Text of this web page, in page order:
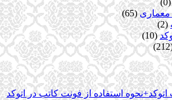
معماری (65)
(2)
(10)
اتوکد+نحوه استفاده از فونت کاتب در اتوکد